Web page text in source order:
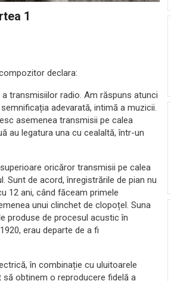
1
declara:
transmisiilor radio. Am răspuns atunci
adevarată, intimă a muzicii.
asemenea transmisii pe calea
au legatura una cu cealaltă, într-un
oricăror transmisii pe calea
Sunt de acord, înregistrările de pian nu
12 ani, când făceam primele
unui clinchet de clopoțel. Suna
produse de procesul acustic în
erau departe de a fi
în combinație cu uluitoarele
obținem o reproducere fidelă a